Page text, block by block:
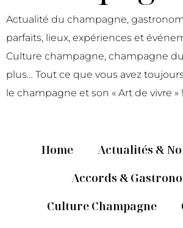
Actualité du champagne,
parfaits, lieux, expériences et
Culture champagne, champagne
plus… Tout ce que vous avez
le champagne et son « Art de vivre » !
Home
Actualités &
Accords &
Culture Champagne